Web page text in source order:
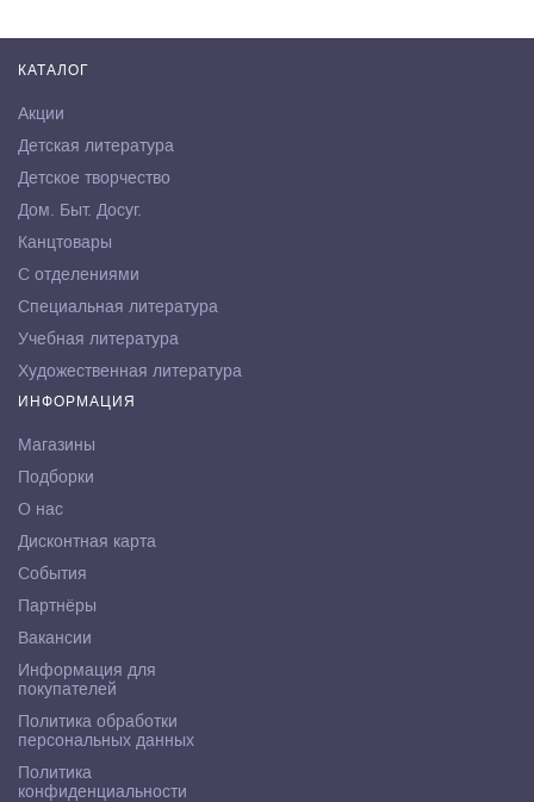
КАТАЛОГ
Акции
Детская литература
Детское творчество
Дом. Быт. Досуг.
Канцтовары
С отделениями
Специальная литература
Учебная литература
Художественная литература
ИНФОРМАЦИЯ
Магазины
Подборки
О нас
Дисконтная карта
События
Партнёры
Вакансии
Информация для
покупателей
Политика обработки
персональных данных
Политика
конфиденциальности